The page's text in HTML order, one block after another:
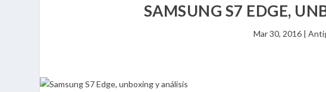
SAMSUNG S7 EDGE,
Mar 30, 2016|